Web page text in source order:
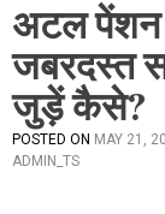
अटल पेंशन
जबरदस्त
जुड़ें कैसे?
POSTED ON MAY 21,
ADMIN_TS